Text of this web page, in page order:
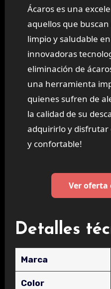
Ácaros es una
aquellos que
limpio y saludable
innovadoras
eliminación de
una herramienta
quienes sufren de
la calidad de su
adquirirlo y disfrutar
y confortable!
Ver oferta
Detalles
Marca
Color